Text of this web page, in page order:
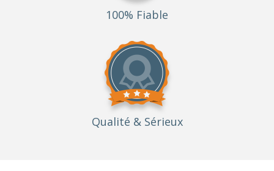
100% Fiable
Qualité & Sérieux